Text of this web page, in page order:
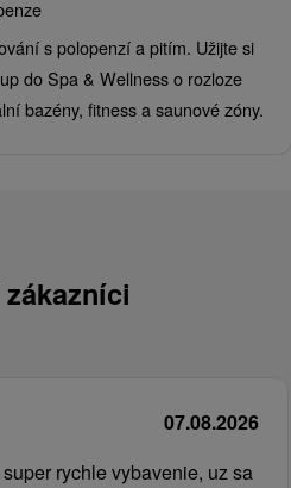
s polopenzí a pitím. Užijte si
do Spa & Wellness o rozloze
bazény, fitness a saunové zóny.
07.08.2026
rychle vybavenie, uz sa